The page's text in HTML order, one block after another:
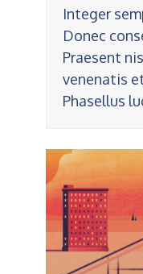
Integer
Donec
Praesent
venenatis
Phasellus